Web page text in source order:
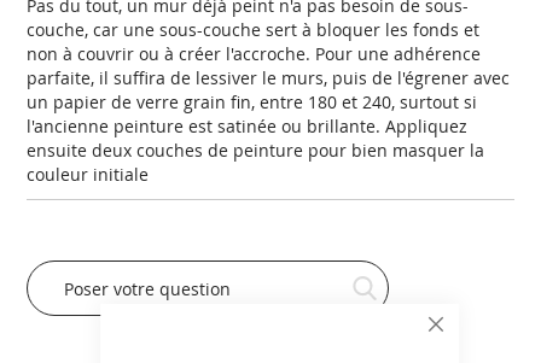
CLOSE
Pas du tout, un mur déjà peint n'a pas besoin de sous-
couche, car une sous-couche sert à bloquer les fonds et
non à couvrir ou à créer l'accroche. Pour une adhérence
parfaite, il suffira de lessiver le murs, puis de l'égrener avec
un papier de verre grain fin, entre 180 et 240, surtout si
l'ancienne peinture est satinée ou brillante. Appliquez
ensuite deux couches de peinture pour bien masquer la
couleur initiale
CHERCHER